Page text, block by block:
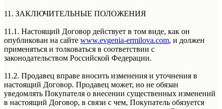
11. ЗАКЛЮЧИТЕЛЬНЫЕ ПОЛОЖЕНИЯ
11.1. Настоящий Договор действует в том виде, как он
опубликован на сайте www.evgenia-ermilova.com, и должен
применяться и толковаться в соответствии с
законодательством Российской Федерации.
11.2. Продавец вправе вносить изменения и уточнения в
настоящий Договор. Продавец может, но не обязан
уведомлять Покупателя о внесении существенных изменений
в настоящий Договор, в связи с чем, Покупатель обязуется